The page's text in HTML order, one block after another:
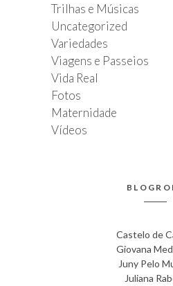
Trilhas e Músicas
Uncategorized
Variedades
Viagens e Passeios
Vida Real
Fotos
Maternidade
Vídeos
Castelo de
Giovana
Juny Pelo
Juliana